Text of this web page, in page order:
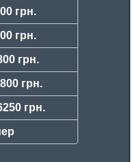
грн.
грн.
грн.
грн.
грн.